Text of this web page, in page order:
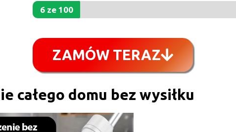
6 ze 100
ZAMÓW TERAZ
całego domu bez wysiłku